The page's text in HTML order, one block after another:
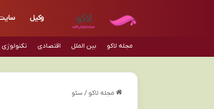
وکیل
مجله لاکو بین الملل اقتصادی تکنولوژی
مجله لاکو / سئو